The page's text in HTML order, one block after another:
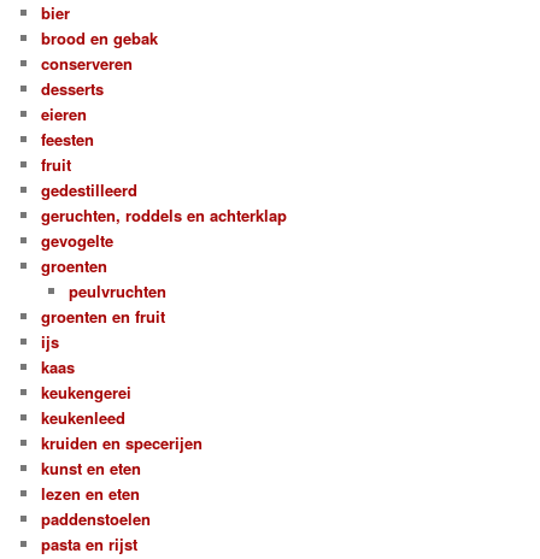
bier
brood en gebak
conserveren
desserts
eieren
feesten
fruit
gedestilleerd
geruchten, roddels en achterklap
gevogelte
groenten
peulvruchten
groenten en fruit
ijs
kaas
keukengerei
keukenleed
kruiden en specerijen
kunst en eten
lezen en eten
paddenstoelen
pasta en rijst